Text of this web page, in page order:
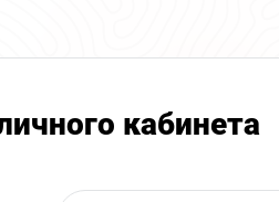
кабинета